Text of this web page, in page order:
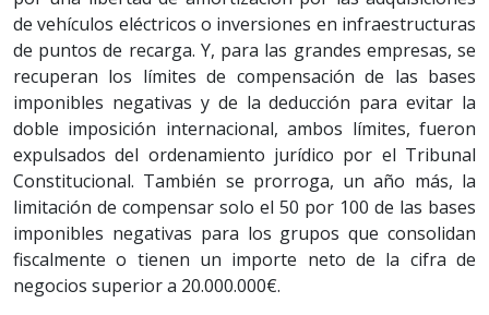
de vehículos eléctricos o inversiones en infraestructuras
de puntos de recarga. Y, para las grandes empresas, se
recuperan los límites de compensación de las bases
imponibles negativas y de la deducción para evitar la
doble imposición internacional, ambos límites, fueron
expulsados del ordenamiento jurídico por el Tribunal
Constitucional. También se prorroga, un año más, la
limi­tación de compensar solo el 50 por 100 de las bases
imponibles negativas para los grupos que consolidan
fiscalmente o tienen un importe neto de la cifra de
negocios superior a 20.000.000€.